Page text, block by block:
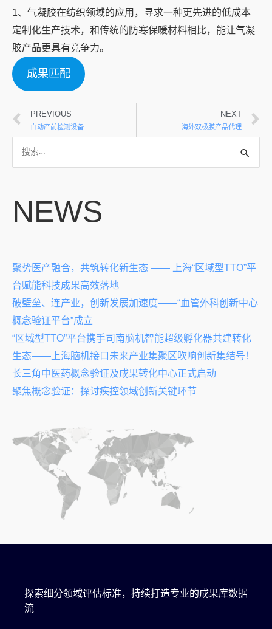
1、气凝胶在纺织领域的应用，寻求一种更先进的低成本
定制化生产技术，和传统的防寒保暖材料相比，能让气凝
胶产品更具有竞争力。
成果匹配
PREVIOUS
自动产前检测设备
NEXT
海外双极膜产品代理
NEWS
聚势医产融合，共筑转化新生态 —— 上海“区域型TTO”平
台赋能科技成果高效落地
破壁垒、连产业，创新发展加速度——“血管外科创新中心
概念验证平台”成立
“区域型TTO”平台携手司南脑机智能超级孵化器共建转化
生态——上海脑机接口未来产业集聚区吹响创新集结号！
长三角中医药概念验证及成果转化中心正式启动
聚焦概念验证：探讨疾控领域创新关键环节
探索细分领域评估标准，持续打造专业的成果库数据
流